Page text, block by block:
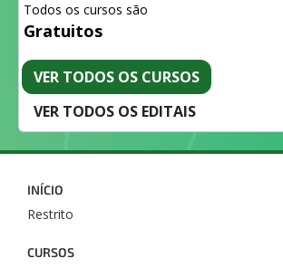
Todos os cursos são
Gratuitos
VER TODOS OS CURSOS
VER TODOS OS EDITAIS
INÍCIO
Restrito
CURSOS